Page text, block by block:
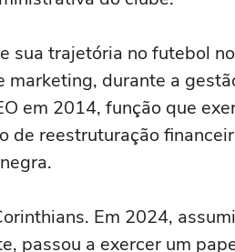
sua trajetória no futebol
durante a
em 2014, função que
de reestruturação
Em 2024,
passou a exercer um